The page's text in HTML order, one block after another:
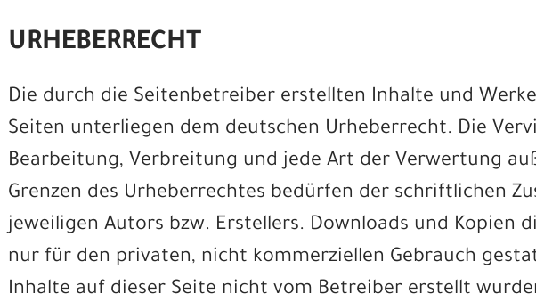
URHEBERRECHT
Die durch die Seitenbetreiber erstellten Inhalte und
Seiten unterliegen dem deutschen Urheberrecht. Die
Bearbeitung, Verbreitung und jede Art der Verwertung
Grenzen des Urheberrechtes bedürfen der schriftlichen
jeweiligen Autors bzw. Erstellers. Downloads und Kopien
nur für den privaten, nicht kommerziellen Gebrauch
Inhalte auf dieser Seite nicht vom Betreiber erstellt